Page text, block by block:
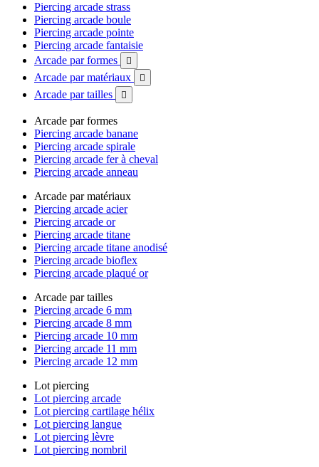
Piercing arcade strass
Piercing arcade boule
Piercing arcade pointe
Piercing arcade fantaisie
Arcade par formes

Arcade par matériaux 
Arcade par tailles 
Arcade par formes
Piercing arcade banane
Piercing arcade spirale
Piercing arcade fer à cheval
Piercing arcade anneau
Arcade par matériaux
Piercing arcade acier
Piercing arcade or
Piercing arcade titane
Piercing arcade titane anodisé
Piercing arcade bioflex
Piercing arcade plaqué or
Arcade par tailles
Piercing arcade 6 mm
Piercing arcade 8 mm
Piercing arcade 10 mm
Piercing arcade 11 mm
Piercing arcade 12 mm
Lot piercing
Lot piercing arcade
Lot piercing cartilage hélix
Lot piercing langue
Lot piercing lèvre
Lot piercing nombril